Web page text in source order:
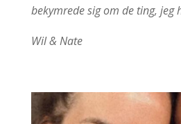
bekymrede sig om de ting, jeg
Wil & Nate